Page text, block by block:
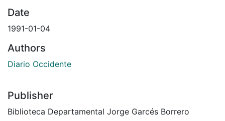
Date
1991-01-04
Authors
Diario Occidente
Publisher
Biblioteca Departamental Jorge Garcés Borrero